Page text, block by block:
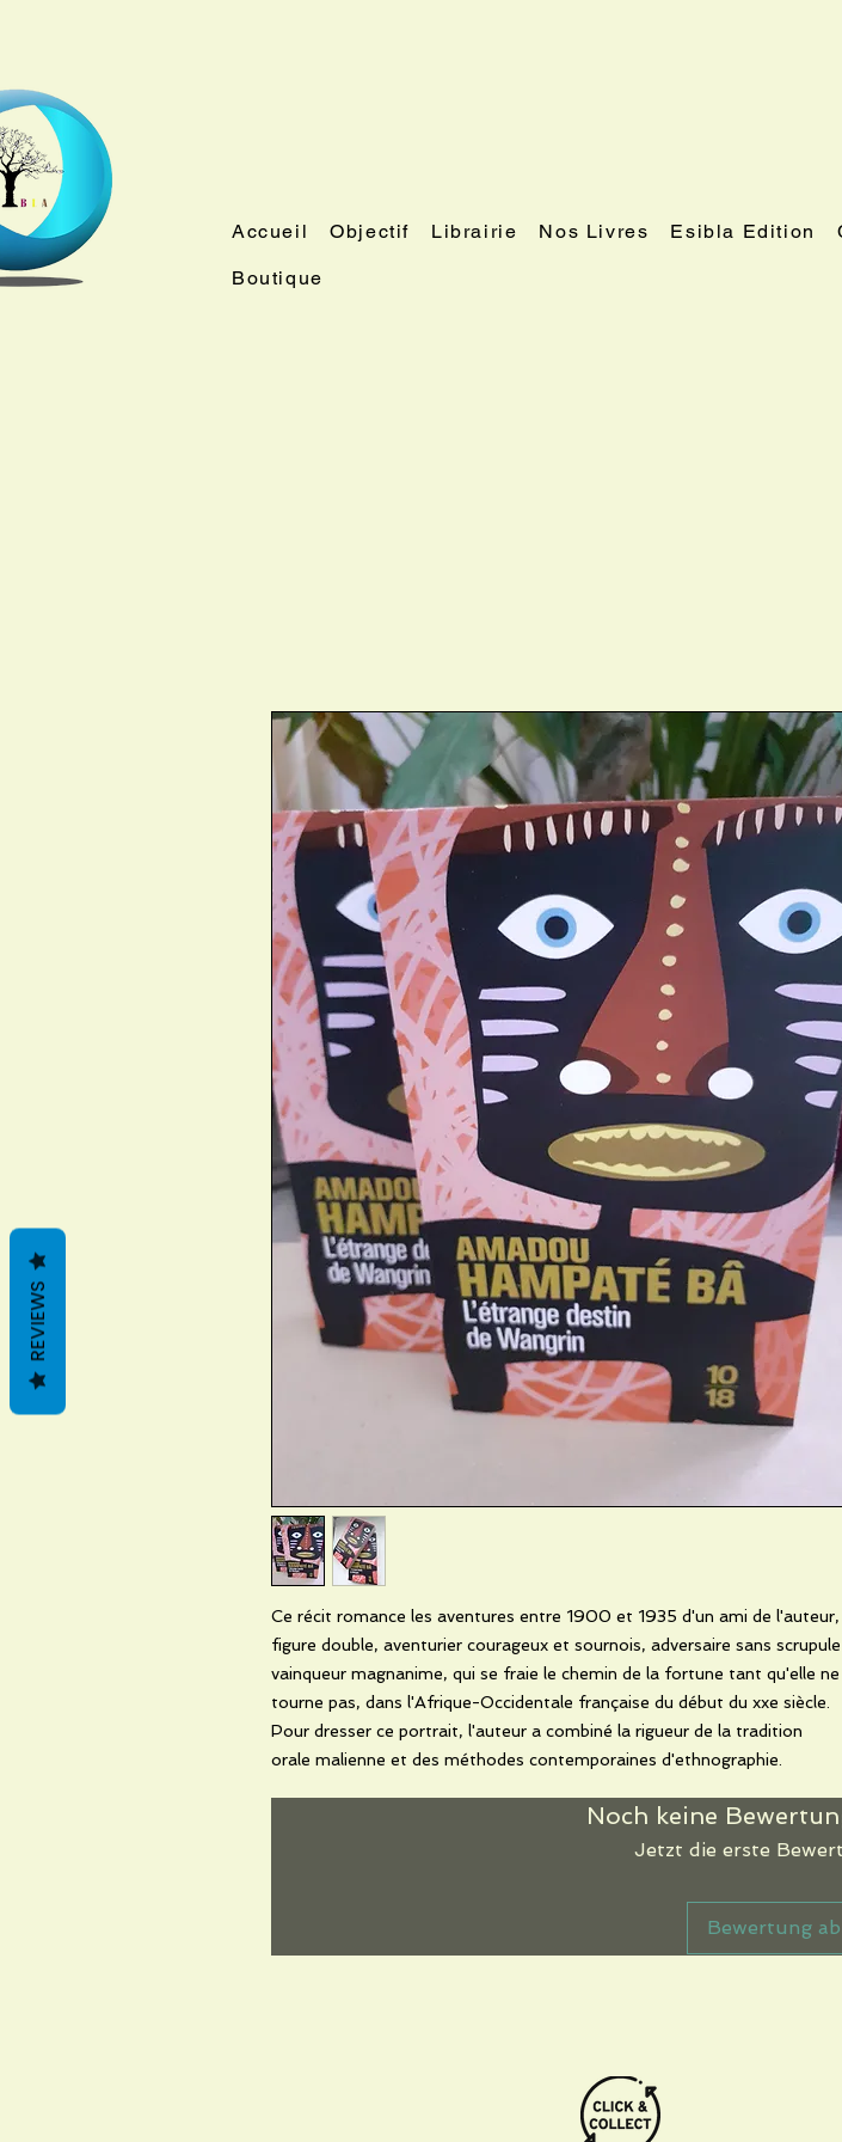
Accueil Objectif Librairie Nos Livres Esibla Edition
Boutique
Ce récit romance les aventures entre 1900 et 1935 d'un ami de l'auteur,
figure double, aventurier courageux et sournois, adversaire sans
vainqueur magnanime, qui se fraie le chemin de la fortune tant qu'elle ne
tourne pas, dans l'Afrique-Occidentale française du début du xxe siècle.
Pour dresser ce portrait, l'auteur a combiné la rigueur de la tradition
orale malienne et des méthodes contemporaines d'ethnographie.
Noch keine
Jetzt die erste
Bewertung
REVIEWS